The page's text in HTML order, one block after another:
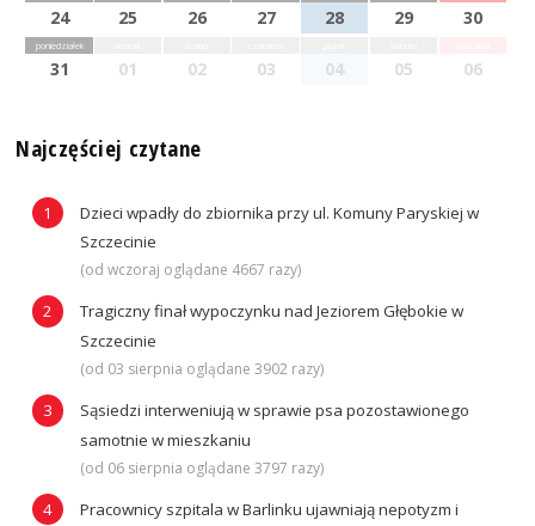
24 25 26 27 28 29 30
poniedziałek
31 01 02 03 04 05 06
Najczęściej czytane
Dzieci wpadły do zbiornika przy ul. Komuny Paryskiej w
Szczecinie
(od wczoraj oglądane 4667 razy)
Tragiczny finał wypoczynku nad Jeziorem Głębokie w
Szczecinie
(od 03 sierpnia oglądane 3902 razy)
Sąsiedzi interweniują w sprawie psa pozostawionego
samotnie w mieszkaniu
(od 06 sierpnia oglądane 3797 razy)
Pracownicy szpitala w Barlinku ujawniają nepotyzm i